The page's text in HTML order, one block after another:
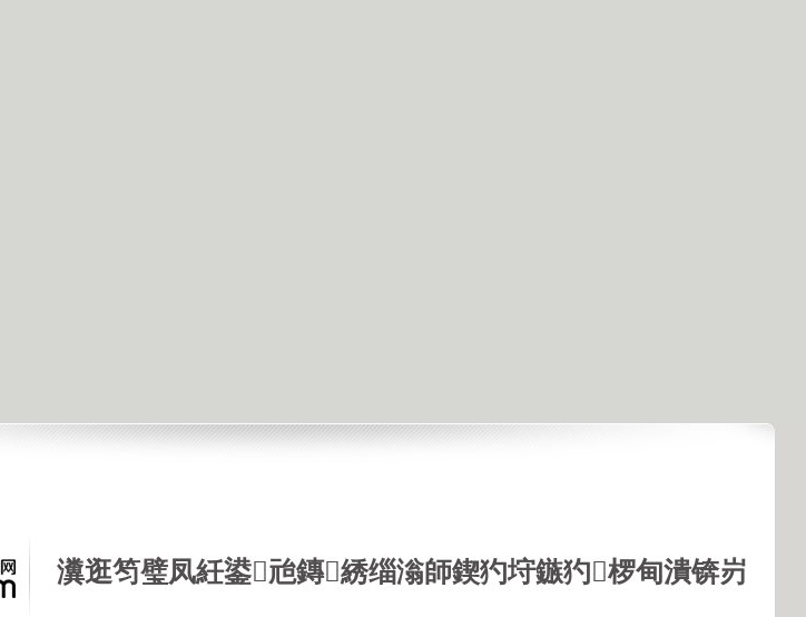
瀵逛笉璧凤紝鍙兘鏄綉缁滃師鍥犳垨鏃犳椤甸潰锛岃